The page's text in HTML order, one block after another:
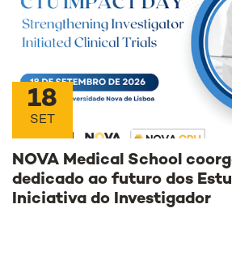
18
SET
NOVA Medical School
dedicado ao futuro dos
Iniciativa do Investigador